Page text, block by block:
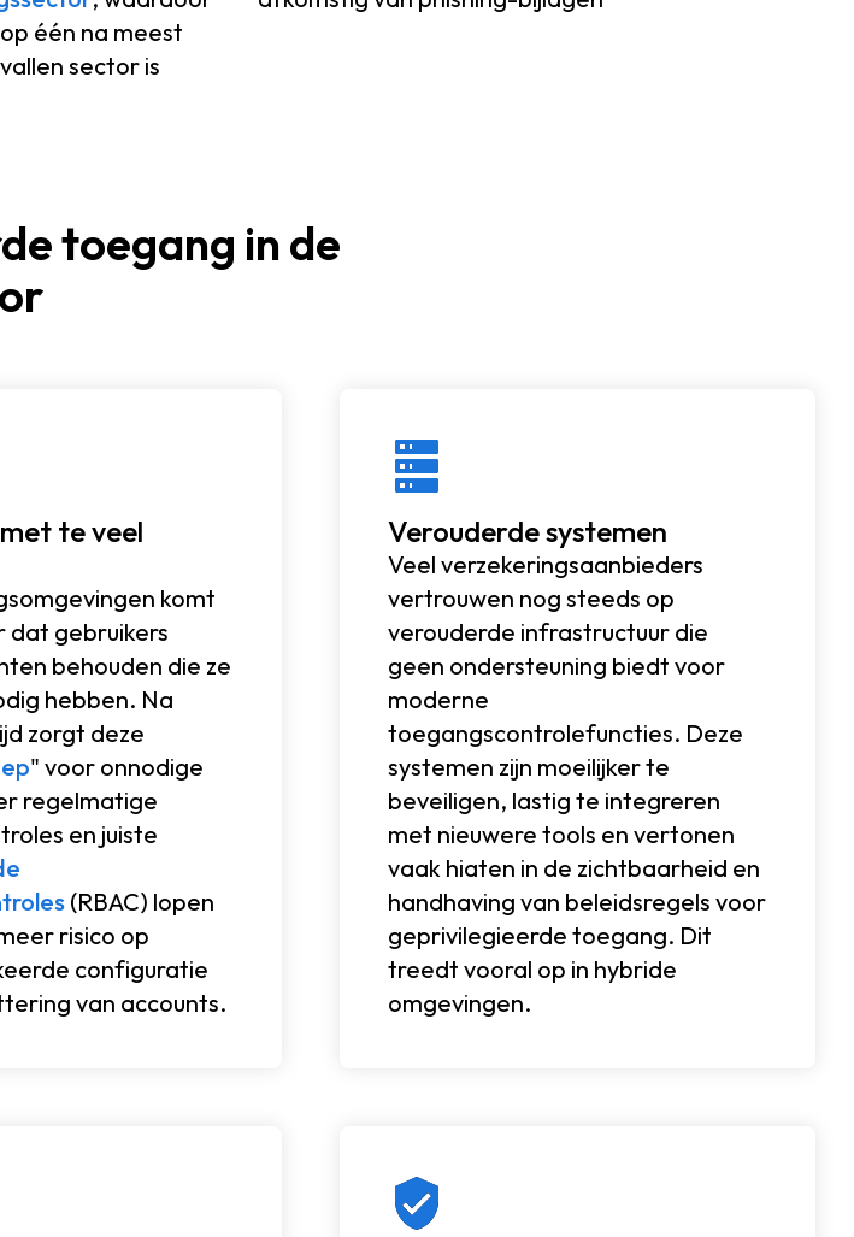
één na meest
sector is
toegang in de
te veel
komt
dat gebruikers
behouden die ze
hebben. Na
zorgt deze
" voor onnodige
regelmatige
en juiste
(RBAC) lopen
risico op
configuratie
van accounts.
Verouderde systemen
Veel verzekeringsaanbieders
vertrouwen nog steeds op
verouderde infrastructuur die
geen ondersteuning biedt voor
moderne
toegangscontrolefuncties. Deze
systemen zijn moeilijker te
beveiligen, lastig te integreren
met nieuwere tools en vertonen
vaak hiaten in de zichtbaarheid en
handhaving van beleidsregels voor
geprivilegieerde toegang. Dit
treedt vooral op in hybride
omgevingen.